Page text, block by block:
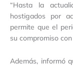
“Hasta la
hostigados por
permite que el
su compromiso
Además, informó